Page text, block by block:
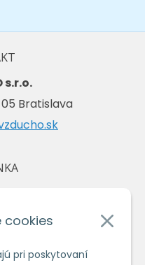
cookies
pri poskytovaní
s.r.o.
Bratislava
0134
042